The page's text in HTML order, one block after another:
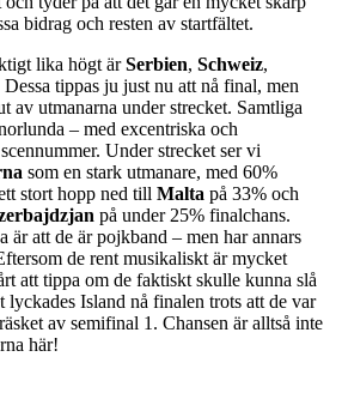
bidrag och resten av startfältet.
lika högt ärSerbien, Schweiz,
Dessa tippas ju just nu att nå final, men
av utmanarna under strecket. Samtliga
– med excentriska och
Under strecket ser vi
som en stark utmanare, med 60%
stort hopp ned till Malta på 33% och
på under 25% finalchans.
är att de är pojkband – men har annars
de rent musikaliskt är mycket
att tippa om de faktiskt skulle kunna slå
Island nå finalen trots att de var
av semifinal 1. Chansen är alltså inte
här!